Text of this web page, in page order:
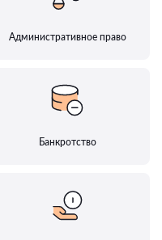
Административное право
Банкротство